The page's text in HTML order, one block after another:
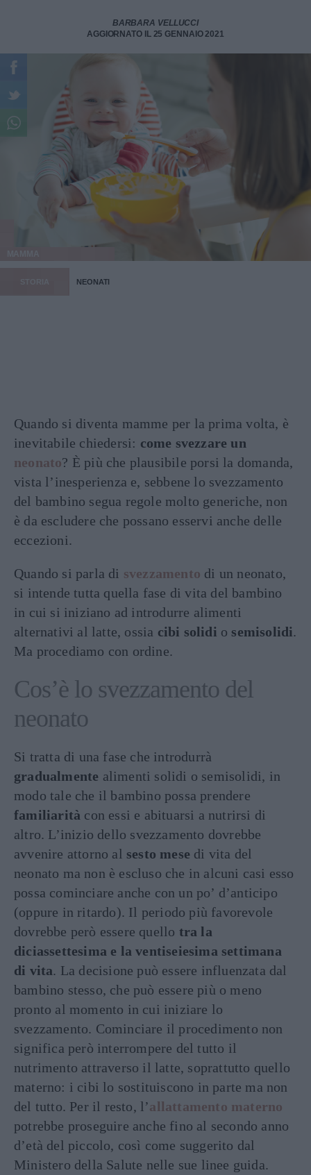
BARBARA VELLUCCI
AGGIORNATO IL 25 GENNAIO 2021
NEONATI
Quando si diventa mamme per la prima volta, è
inevitabile chiedersi: come svezzare un
neonato? È più che plausibile porsi la domanda,
vista l’inesperienza e, sebbene lo svezzamento
del bambino segua regole molto generiche, non
è da escludere che possano esservi anche delle
eccezioni.
Quando si parla di svezzamento di un neonato,
si intende tutta quella fase di vita del bambino
in cui si iniziano ad introdurre alimenti
alternativi al latte, ossia cibi solidi o semisolidi.
Ma procediamo con ordine.
Cos’è lo svezzamento del
neonato
Si tratta di una fase che introdurrà
gradualmente alimenti solidi o semisolidi, in
modo tale che il bambino possa prendere
familiarità con essi e abituarsi a nutrirsi di
altro. L’inizio dello svezzamento dovrebbe
avvenire attorno al sesto mese di vita del
neonato ma non è escluso che in alcuni casi esso
possa cominciare anche con un po’ d’anticipo
(oppure in ritardo). Il periodo più favorevole
dovrebbe però essere quello tra la
diciassettesima e la ventiseiesima settimana
di vita. La decisione può essere influenzata dal
bambino stesso, che può essere più o meno
pronto al momento in cui iniziare lo
svezzamento. Cominciare il procedimento non
significa però interrompere del tutto il
nutrimento attraverso il latte, soprattutto quello
materno: i cibi lo sostituiscono in parte ma non
del tutto. Per il resto, l’allattamento materno
potrebbe proseguire anche fino al secondo anno
d’età del piccolo, così come suggerito dal
Ministero della Salute nelle sue linee guida.